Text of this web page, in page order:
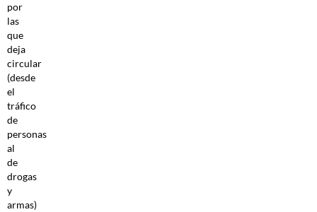
por
las
que
deja
circular
(desde
el
tráfico
de
personas
al
de
drogas
y
armas)